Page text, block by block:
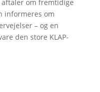
om fremtidige
informeres om
– og en
den store KLAP-